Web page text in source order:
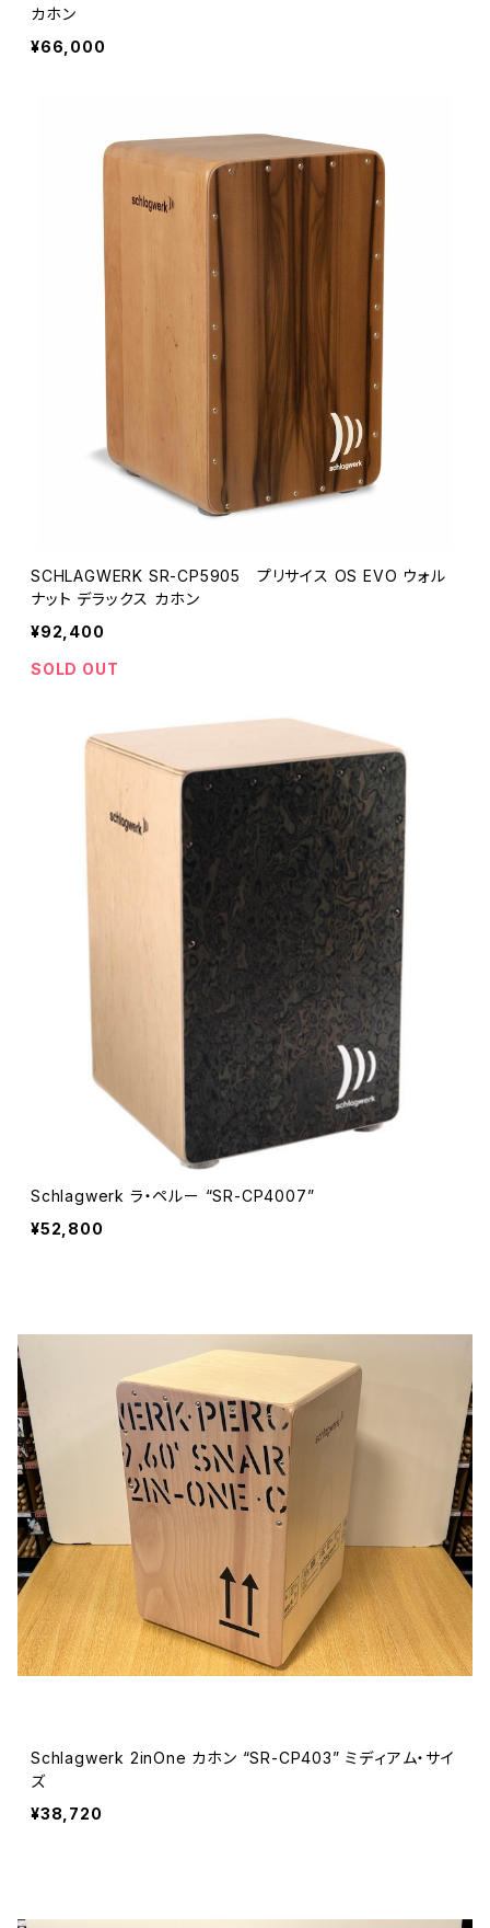
カホン
¥66,000
SCHLAGWERK SR-CP5905 プリサイス OS EVO ウォル
ナット デラックス カホン
¥92,400
SOLD OUT
Schlagwerk ラ・ペルー “SR-CP4007”
¥52,800
Schlagwerk 2inOne カホン “SR-CP403” ミディアム・サイ
ズ
¥38,720